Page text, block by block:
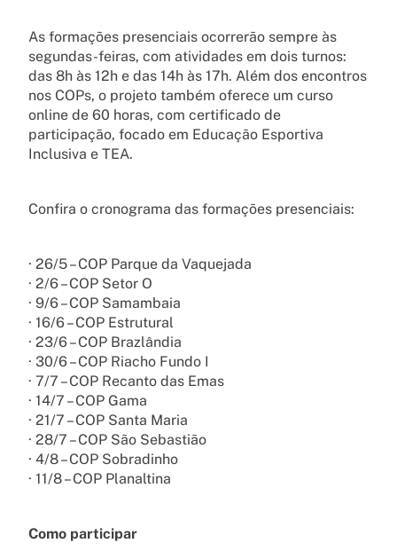
As formações presenciais ocorrerão sempre às
segundas-feiras, com atividades em dois turnos:
das 8h às 12h e das 14h às 17h. Além dos encontros
nos COPs, o projeto também oferece um curso
online de 60 horas, com certificado de
participação, focado em Educação Esportiva
Inclusiva e TEA.
Confira o cronograma das formações presenciais:
· 26/5 – COP Parque da Vaquejada
· 2/6 – COP Setor O
· 9/6 – COP Samambaia
· 16/6 – COP Estrutural
· 23/6 – COP Brazlândia
· 30/6 – COP Riacho Fundo I
· 7/7 – COP Recanto das Emas
· 14/7 – COP Gama
· 21/7 – COP Santa Maria
· 28/7 – COP São Sebastião
· 4/8 – COP Sobradinho
· 11/8 – COP Planaltina
Como participar